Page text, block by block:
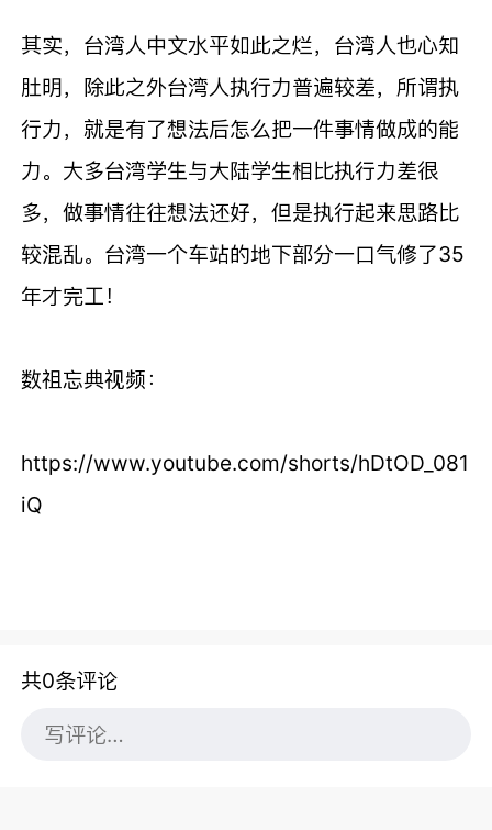
其实，台湾人中文水平如此之烂，台湾人也心知
肚明，除此之外台湾人执行力普遍较差，所谓执
行力，就是有了想法后怎么把一件事情做成的能
力。大多台湾学生与大陆学生相比执行力差很
多，做事情往往想法还好，但是执行起来思路比
较混乱。台湾一个车站的地下部分一口气修了35
年才完工！
数祖忘典视频：
https://www.youtube.com/shorts/hDtOD_081
iQ
共0条评论